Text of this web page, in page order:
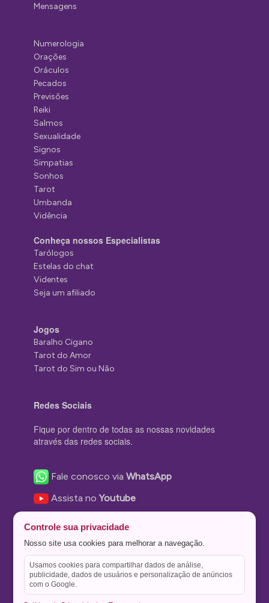
Mensagens
Numerologia
Orações
Oráculos
Pecados
Previsões
Reiki
Salmos
Sexualidade
Signos
Simpatias
Sonhos
Tarot
Umbanda
Vidência
Conheça nossos Especialistas
Tarólogos
Estelas do chat
Videntes
Seja um afiliado
Jogos
Baralho Cigano
Tarot do Amor
Tarot do Sim ou Não
Redes Sociais
Fique por dentro de todas as nossas novidades
através das redes sociais.
Fale conosco viaWhatsApp
Assista noYoutube
Nos siga no Instagram
Nos siga noTwitter
Salve no
Controle sua privacidade
Nosso site usa cookies para melhorar a navegação.
Usamos cookies para compartilhar dados de análise,
publicidade, dados de usuários e personalização de anúncios
com o Google.